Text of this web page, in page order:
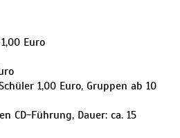
Euro
1,00 Euro, Gruppen ab 10
CD-Führung, Dauer: ca. 15